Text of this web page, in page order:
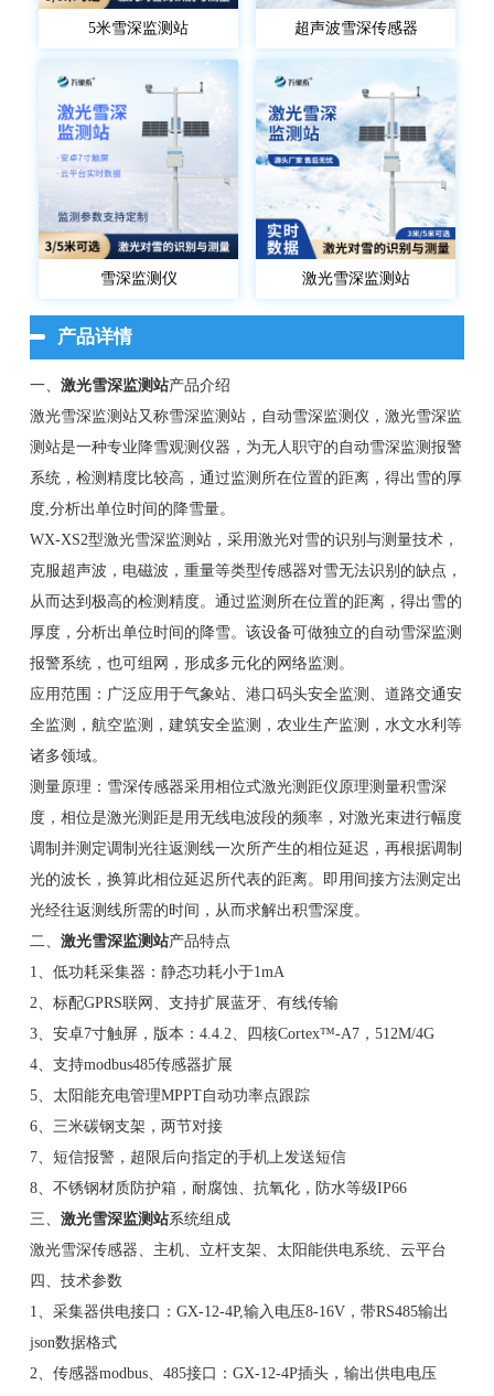
5米雪深监测站 超声波雪深传感器
雪深监测仪 激光雪深监测站
产品详情
一、 激光雪深监测站产品介绍
激光雪深监测站又称雪深监测站，自动雪深监测仪，激光雪深监
测站是一种专业降雪观测仪器，为无人职守的自动雪深监测报警
系统，检测精度比较高，通过监测所在位置的距离，得出雪的厚
度,分析出单位时间的降雪量。
WX-XS2型激光雪深监测站，采用激光对雪的识别与测量技术，
克服超声波，电磁波，重量等类型传感器对雪无法识别的缺点，
从而达到极高的检测精度。通过监测所在位置的距离，得出雪的
厚度，分析出单位时间的降雪。该设备可做独立的自动雪深监测
报警系统，也可组网，形成多元化的网络监测。
应用范围：广泛应用于气象站、港口码头安全监测、道路交通安
全监测，航空监测，建筑安全监测，农业生产监测，水文水利等
诸多领域。
测量原理：雪深传感器采用相位式激光测距仪原理测量积雪深
度，相位是激光测距是用无线电波段的频率，对激光束进行幅度
调制并测定调制光往返测线一次所产生的相位延迟，再根据调制
光的波长，换算此相位延迟所代表的距离。即用间接方法测定出
光经往返测线所需的时间，从而求解出积雪深度。
二、 激光雪深监测站产品特点
1、低功耗采集器：静态功耗小于1mA
2、标配GPRS联网、支持扩展蓝牙、有线传输
3、安卓7寸触屏，版本：4.4.2、四核Cortex™-A7，512M/4G
4、支持modbus485传感器扩展
5、太阳能充电管理MPPT自动功率点跟踪
6、三米碳钢支架，两节对接
7、短信报警，超限后向指定的手机上发送短信
8、不锈钢材质防护箱，耐腐蚀、抗氧化，防水等级IP66
三、 激光雪深监测站系统组成
激光雪深传感器、主机、立杆支架、太阳能供电系统、云平台
四、技术参数
1、采集器供电接口：GX-12-4P,输入电压8-16V，带RS485输出
json数据格式
2、传感器modbus、485接口：GX-12-4P插头，输出供电电压